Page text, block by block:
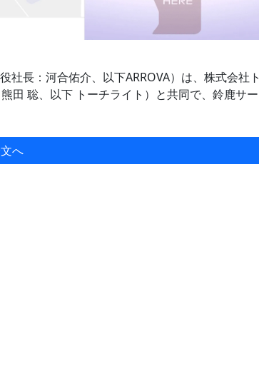
長：河合佑介、以下ARROVA）は、株式会社ト
田 聡、以下 トーチライト）と共同で、鈴鹿サー
へ